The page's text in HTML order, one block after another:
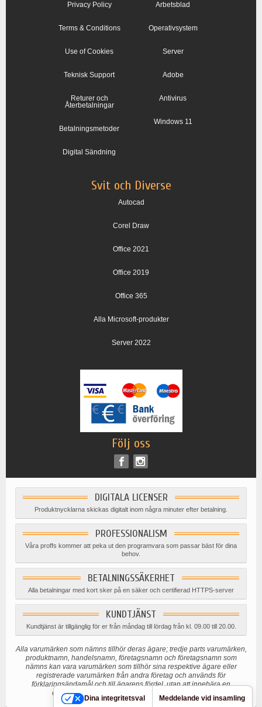
Privacy Policy
Terms & Conditions
Use of Cookies
Teknisk Support
Returer och
Återbetalningar
Betalningsmetoder
Digital Sändning
Arbetsblad
Operativsystem
Server
Adobe
Antivirus
Windows 11
Svit och Diverse
Autocad
Corel Draw
Office 2021
Office 2019
Office 365
Alla Microsoft-produkter
Server 2022
Följ oss
DIGITALA LICENSER
Produktnycklarna skickas digitalt inom några minuter efter betalning.
PROFESSIONALISM
Våra proffs kommer att peka ut den programvara som passar bäst för dina
behov.
BETALNINGSSÄKERHET
Alla betalningar med kort sker på en säker och certifierad HTTPS-server
KUNDTJÄNST
Kundtjänst är tillgänglig för er från måndag till lördag från kl. 09.00 till 20.00.
Alla varumärken som nämns tillhör deras ägare; tredje parts varumärken,
produktnamn, handelsnamn, företagsnamn och företagsnamn som
nämns kan vara varumärken som tillhör sina respektive ägare eller
registrerade varumärken från andra företag och används för
förklaringsändamål och till ägarens fördel, utan att innebära en
överträdelse av gällande upphovsrättslagstiftning.
Dina integritetsval Meddelande vid insamling